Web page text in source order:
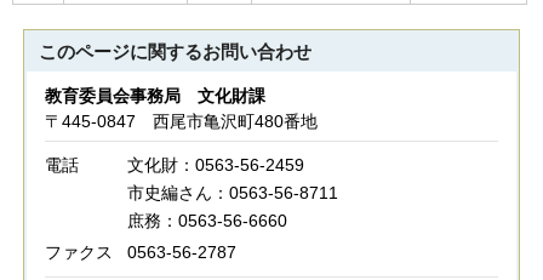
このページに関するお問い合わせ
教育委員会事務局 文化財課
〒445-0847 西尾市亀沢町480番地
電話
文化財：0563-56-2459
市史編さん：0563-56-8711
庶務：0563-56-6660
ファクス
0563-56-2787